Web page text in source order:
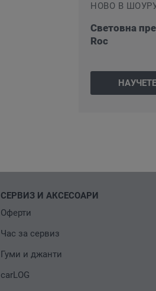
НОВО В
Световна
Roc
СЕРВИЗ И АКСЕСОАРИ
Оферти
Час за сервиз
Гуми и джанти
carLOG